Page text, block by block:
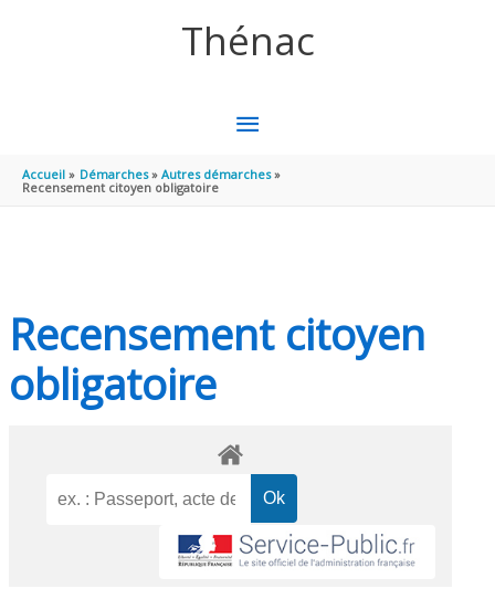
Thénac
MENU
PRINCIPAL
Accueil Démarches
Autres démarches
Recensement citoyen obligatoire
Recensement citoyen
obligatoire